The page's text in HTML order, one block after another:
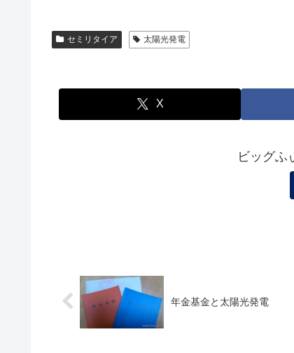
セミリタイア 太陽光発電
X
ビッグふ
年金基金と太陽光発電